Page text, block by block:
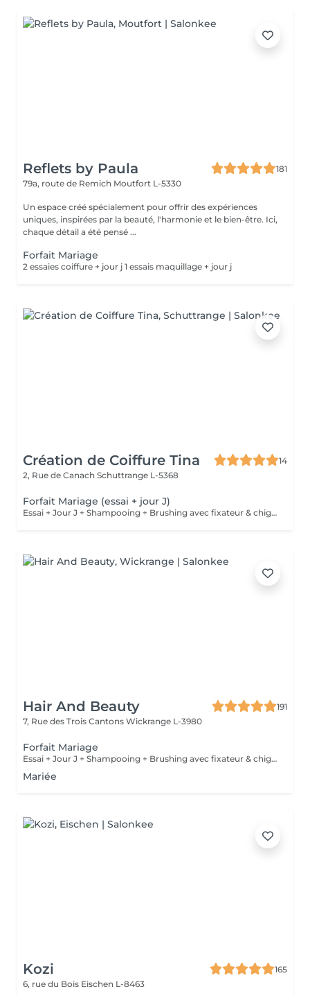
Reflets by Paula
181
79a, route de Remich Moutfort L-5330
Un espace créé spécialement pour offrir des expériences
uniques, inspirées par la beauté, l'harmonie et le bien-être. Ici,
chaque détail a été pensé ...
Forfait Mariage
2 essaies coiffure + jour j 1 essais maquillage + jour j
Création de Coiffure Tina
14
2, Rue de Canach Schuttrange L-5368
Forfait Mariage (essai + jour J)
Essai + Jour J + Shampooing + Brushing avec fixateur & chignon
Hair And Beauty
191
7, Rue des Trois Cantons Wickrange L-3980
Forfait Mariage
Essai + Jour J + Shampooing + Brushing avec fixateur & chignon
Mariée
Kozi
165
6, rue du Bois Eischen L-8463